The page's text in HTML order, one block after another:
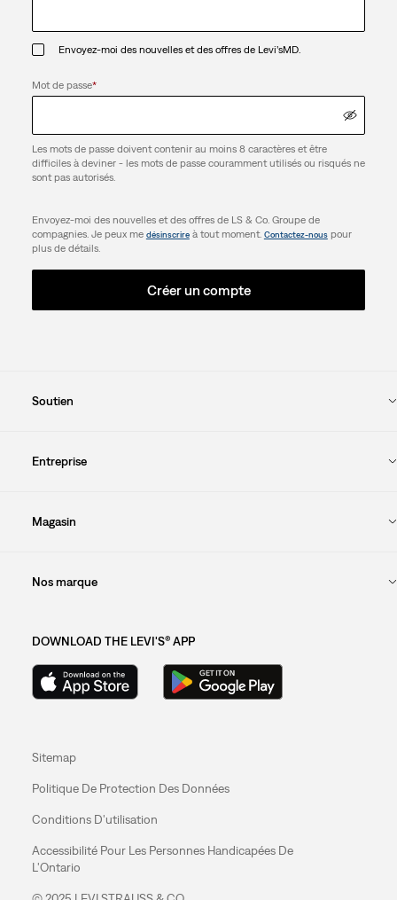
Envoyez-moi des nouvelles et des offres de Levi’sMD.
Mot de passe*
Les mots de passe doivent contenir au moins 8 caractères et être
difficiles à deviner - les mots de passe couramment utilisés ou risqués ne
sont pas autorisés.
Envoyez-moi des nouvelles et des offres de LS & Co. Groupe de
compagnies. Je peux me désinscrireà tout moment. Contactez-nouspour
plus de détails.
Créer un compte
Soutien
Entreprise
Magasin
Nos marque
DOWNLOAD THE LEVI'S® APP
Sitemap
Politique De Protection Des Données
Conditions D'utilisation
Accessibilité Pour Les Personnes Handicapées De
L'Ontario